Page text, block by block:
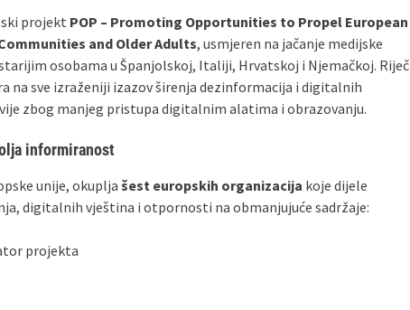
projekt POP – Promoting Opportunities to Propel European
and Older Adults, usmjeren na jačanje medijske
osobama u Španjolskoj, Italiji, Hrvatskoj i Njemačkoj. Riječ
na sve izraženiji izazov širenja dezinformacija i digitalnih
zbog manjeg pristupa digitalnim alatima i obrazovanju.
informiranost
unije, okuplja šest europskih organizacija koje dijele
digitalnih vještina i otpornosti na obmanjujuće sadržaje:
projekta